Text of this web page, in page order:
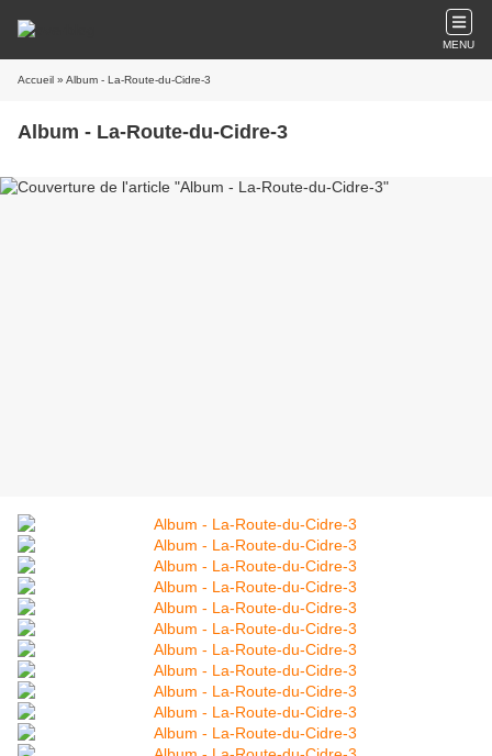
MENU
Accueil » Album - La-Route-du-Cidre-3
Album - La-Route-du-Cidre-3